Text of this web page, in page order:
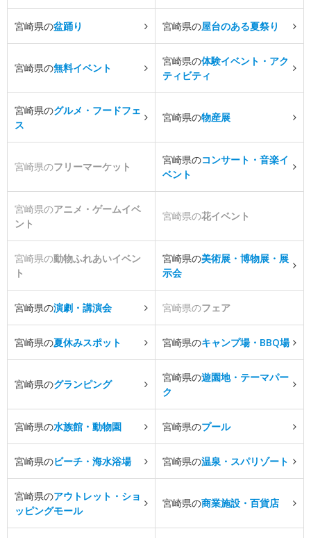
宮崎県の盆踊り 宮崎県の屋台のある夏祭り
宮崎県の無料イベント
宮崎県の体験イベント・アク
ティビティ
宮崎県のグルメ・フードフェ
ス
宮崎県の物産展
宮崎県のフリーマーケット
宮崎県のコンサート・音楽イ
ベント
宮崎県のアニメ・ゲームイベ
ント
宮崎県の花イベント
宮崎県の動物ふれあいイベン
ト
宮崎県の美術展・博物展・展
示会
宮崎県の演劇・講演会 宮崎県のフェア
宮崎県の夏休みスポット 宮崎県のキャンプ場・BBQ場
宮崎県のグランピング
宮崎県の遊園地・テーマパー
ク
宮崎県の水族館・動物園 宮崎県のプール
宮崎県のビーチ・海水浴場 宮崎県の温泉・スパリゾート
宮崎県のアウトレット・ショ
ッピングモール
宮崎県の商業施設・百貨店